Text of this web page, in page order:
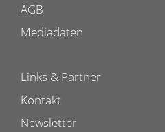
AGB
Mediadaten
Links & Partner
Kontakt
Newsletter